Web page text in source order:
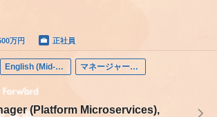
万円 正社員
English (Mid-career) マネージャー（エンジニア）
(Platform Microservices),